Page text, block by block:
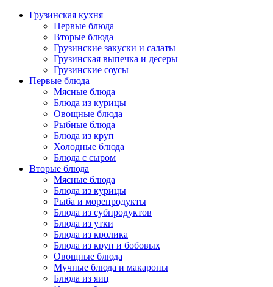
Грузинская кухня
Первые блюда
Вторые блюда
Грузинские закуски и салаты
Грузинская выпечка и десеры
Грузинские соусы
Первые блюда
Мясные блюда
Блюда из курицы
Овощные блюда
Рыбные блюда
Блюда из круп
Холодные блюда
Блюда с сыром
Вторые блюда
Мясные блюда
Блюда из курицы
Рыба и морепродукты
Блюда из субпродуктов
Блюда из утки
Блюда из кролика
Блюда из круп и бобовых
Овощные блюда
Мучные блюда и макароны
Блюда из яиц